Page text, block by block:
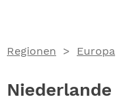
Regionen Europa
Niederlande
ABO